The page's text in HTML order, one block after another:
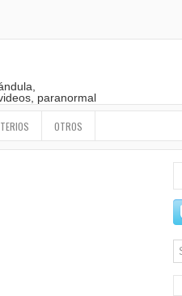
paranormal
OTROS